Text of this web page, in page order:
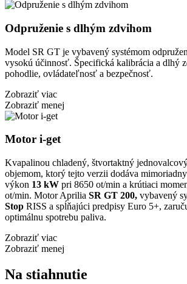
Odpruženie s dlhým zdvihom
Model SR GT je vybavený systémom
vysokú účinnosť. Špecifická kalibrácia a dlhý
pohodlie, ovládateľnosť a bezpečnosť.
Zobraziť viac
Zobraziť menej
Motor i-get
Kvapalinou chladený, štvortaktný
objemom, ktorý tejto verzii dodáva
výkon 13 kW pri 8650 ot/min a krútiaci
ot/min. Motor Aprilia SR GT 200, vybavený
Stop RISS a spĺňajúci predpisy Euro 5+,
optimálnu spotrebu paliva.
Zobraziť viac
Zobraziť menej
Na stiahnutie